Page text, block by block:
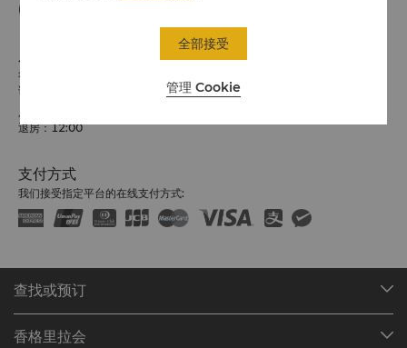
(86 579) 8151 8888
希望您入住愉快
请留意入住/退房时间:
退房：12:00
支付方式
我们接受指定平台的在线支付方式:
查找或预订
查找预订
香格里拉会
管理 Cookie
全部接受